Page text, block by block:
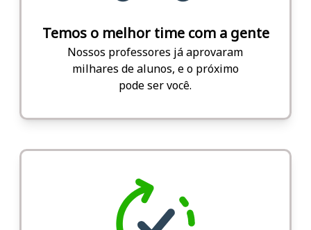
Temos o melhor time com a gente
Nossos professores já aprovaram
milhares de alunos, e o próximo
pode ser você.